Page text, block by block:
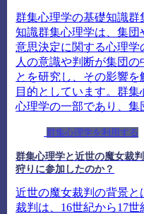
群集心理学の基礎知識群
知識群集心理学は、集団
意思決定に関する心理学
人の意識や判断が集団の
とを研究し、その影響を
目的としています。群集
心理学の一部であり、集
群集心理学を利用する
群集心理学と近世の魔女裁
狩りに参加したのか？
近世の魔女裁判の背景と
裁判は、16世紀から17世